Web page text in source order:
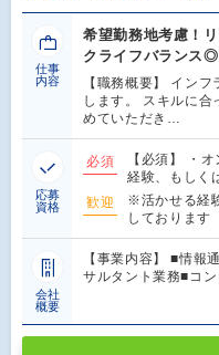
仕事
内容
希望勤務地考慮！
クライフバランス◎
【職務概要】 イン
します。 スキルに合
めていただき…
応募
資格
必須
【必須】 ・
経験、もしく
歓迎
※活かせる経
しております
会社
概要
【事業内容】 ■情報
サルタント業務■コ